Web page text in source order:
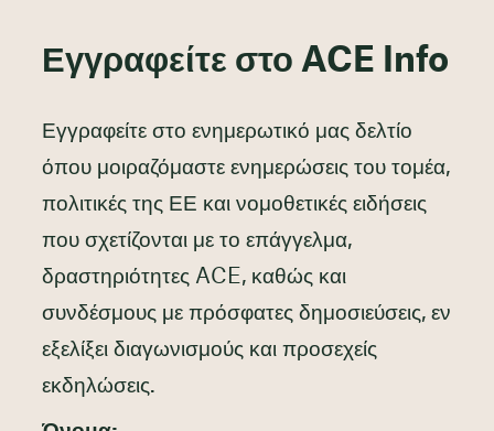
Εγγραφείτε στο ACE Info
Εγγραφείτε στο ενημερωτικό μας δελτίο
όπου μοιραζόμαστε ενημερώσεις του τομέα,
πολιτικές της ΕΕ και νομοθετικές ειδήσεις
που σχετίζονται με το επάγγελμα,
δραστηριότητες ACE, καθώς και
συνδέσμους με πρόσφατες δημοσιεύσεις, εν
εξελίξει διαγωνισμούς και προσεχείς
εκδηλώσεις.